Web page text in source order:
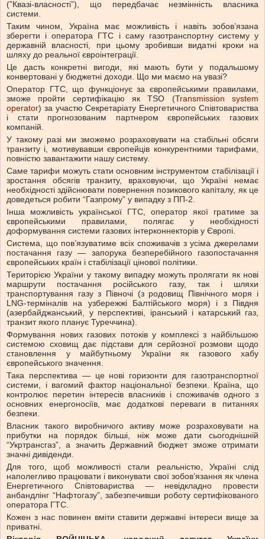
(”Квазі-власності”), що передбачає незмінність власника
системи.
Таким чином, Україна має можливість і навіть зобов’язана
зберегти і оператора ГТС і саму газотранспортну систему у
державній власності, при цьому зробивши видатні кроки на
шляху до реальної євроінтеграції.
Це дасть конкретні вигоди, які мають бути у подальшому
конвертовані у бюджетні доходи. Що ми маємо на увазі?
Оператор ГТС, що функціонує за європейськими правилами,
зможе пройти сертифікацію як TSO (Transmission system
operator) за участю Секретаріату Енергетичного Співтовариства
і стати прогнозованим партнером європейських газових
компаній.
У такому разі ми зможемо розраховувати на стабільні обсяги
транзиту і, мотивувавши європейців конкурентними тарифами,
повністю завантажити нашу систему.
Саме тарифи можуть стати основним інструментом стабілізації і
зростання обсягів транзиту, враховуючи, що Україні немає
необхідності здійснювати повернення позикового капіталу, як це
доведеться робити “Газпрому” у випадку з ПП-2.
Інша можливість української ГТС, оператор якої гратиме за
європейськими правилами, полягає у необхідності
доформування системи газових інтерконнекторів у Європі.
Система, що пов’язуватиме всіх споживачів з усіма джерелами
постачання газу — запорука безперебійного газопостачання
європейських країн і стабілізації цінової політики.
Територією України у такому випадку можуть пролягати як нові
маршрути постачання російського газу, так і шляхи
транспортування газу з Півночі (з родовищ Північного моря і
LNG-терміналів на узбережжі Балтійського моря) і з Півдня
(азербайджанський, у перспективі, іранський і катарський газ,
транзит якого планує Туреччина).
Формування нових газових потоків у комплексі з найбільшою
системою сховищ дає підстави для серйозної розмови щодо
становлення у майбутньому України як газового хабу
європейського значення.
Така перспектива — це нові горизонти для газотранспортної
системи, і вагомий фактор національної безпеки. Країна, що
контролює перетин інтересів власників і споживачів одного з
основних енергоносіїв, має додаткові переваги в питаннях
безпеки.
Власник такого виробничого активу може розраховувати на
прибутки на порядок більші, ніж може дати сьогоднішній
“Укртрансгаз”, а значить Державний бюджет зможе отримати
значні дивіденди.
Для того, щоб можливості стали реальністю, Україні слід
наполегливо працювати і виконувати свої зобов’язання як члена
Енергетичного Співтовариства — невідкладно провести
анбандлінг “Нафтогазу”, забезпечивши роботу сертифікованого
оператора ГТС.
Кожен з нас повинен вміти ставити державні інтереси вище за
приватні.